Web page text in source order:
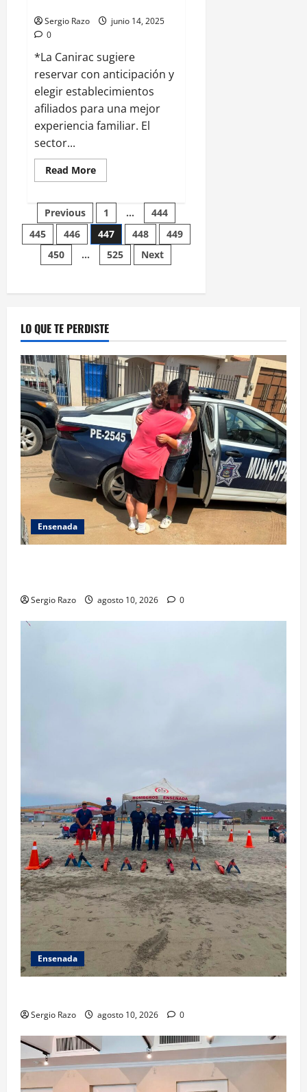
PÚBLICO
DE
Sergio Razo
junio 14, 2025
0
*La Canirac sugiere
reservar con anticipación y
elegir establecimientos
afiliados para una mejor
experiencia familiar. El
sector...
Read MoreRead
more
restauranteros
de
BC
aumento
de
15%
en
Día
Paginación
de
entradas
Previous 1 …
444
445
446 447 448
449
450
… 525 Next
LO QUE TE PERDISTE
Ensenada
Sergio Razo agosto 10, 2026 0
Ensenada
Sergio Razo agosto 10, 2026 0